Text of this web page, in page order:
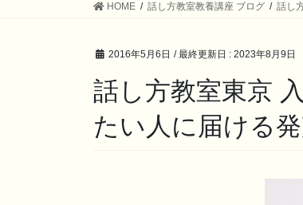
HOME 話し方教室教養講座 ブログ 話し
2016年5月6日 / 最終更新日 : 2023年8月9日
話し方教室東京
たい人に届ける発